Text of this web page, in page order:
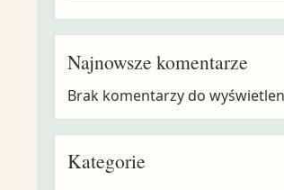
Najnowsze komentarze
Brak komentarzy do
Kategorie